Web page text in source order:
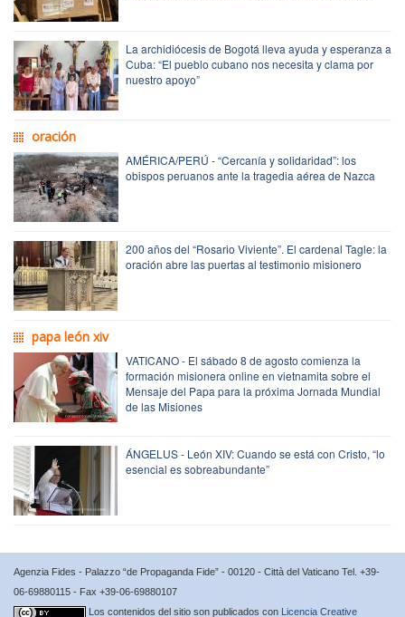
La archidiócesis de Bogotá lleva ayuda y esperanza a
Cuba: “El pueblo cubano nos necesita y clama por
nuestro apoyo”
oración
AMÉRICA/PERÚ - “Cercanía y solidaridad”: los
obispos peruanos ante la tragedia aérea de Nazca
200 años del “Rosario Viviente”. El cardenal Tagle: la
oración abre las puertas al testimonio misionero
papa león xiv
VATICANO - El sábado 8 de agosto comienza la
formación misionera online en vietnamita sobre el
Mensaje del Papa para la próxima Jornada Mundial
de las Misiones
ÁNGELUS - León XIV: Cuando se está con Cristo, “lo
esencial es sobreabundante”
Agenzia Fides - Palazzo “de Propaganda Fide” - 00120 - Città del Vaticano Tel. +39-
06-69880115 - Fax +39-06-69880107
Los contenidos del sitio son publicados con
Licencia Creative